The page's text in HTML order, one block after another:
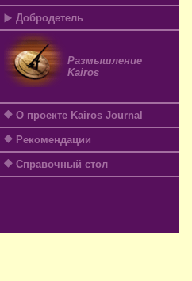
Добродетель
Размышление
Kairos
О проекте Kairos Journal
Рекомендации
Справочный стол